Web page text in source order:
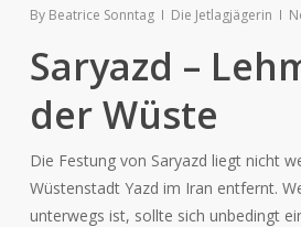
By Beatrice Sonntag Die Jetlagjägerin
Saryazd –
der Wüste
Die Festung von Saryazd liegt nicht
Wüstenstadt Yazd im Iran entfernt.
unterwegs ist, sollte sich unbedingt